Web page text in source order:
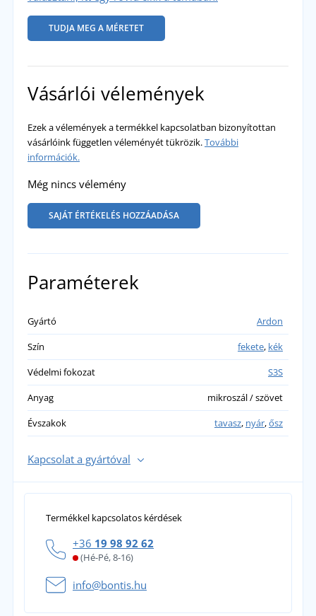
TUDJA MEG A MÉRETET
Vásárlói vélemények
Ezek a vélemények a termékkel kapcsolatban bizonyítottan
vásárlóink független véleményét tükrözik.További
információk.
Még nincs vélemény
SAJÁT ÉRTÉKELÉS HOZZÁADÁSA
Paraméterek
Gyártó
Ardon
Szín
fekete, kék
Védelmi fokozat
S3S
Anyag
mikroszál / szövet
Évszakok
tavasz, nyár,ősz
Kapcsolat a gyártóval
Termékkel kapcsolatos kérdések
+36 19 98 92 62
(Hé-Pé, 8-16)
info@bontis.hu